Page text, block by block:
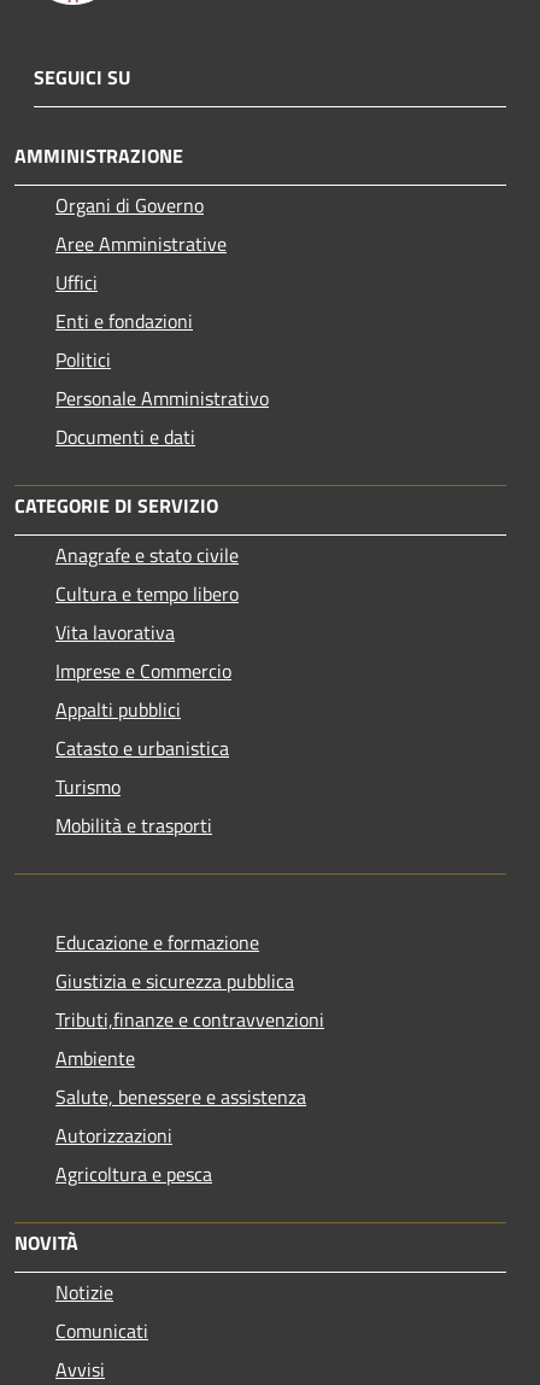
SEGUICI SU
AMMINISTRAZIONE
Organi di Governo
Aree Amministrative
Uffici
Enti e fondazioni
Politici
Personale Amministrativo
Documenti e dati
CATEGORIE DI SERVIZIO
Anagrafe e stato civile
Cultura e tempo libero
Vita lavorativa
Imprese e Commercio
Appalti pubblici
Catasto e urbanistica
Turismo
Mobilità e trasporti
Educazione e formazione
Giustizia e sicurezza pubblica
Tributi,finanze e contravvenzioni
Ambiente
Salute, benessere e assistenza
Autorizzazioni
Agricoltura e pesca
NOVITÀ
Notizie
Comunicati
Avvisi